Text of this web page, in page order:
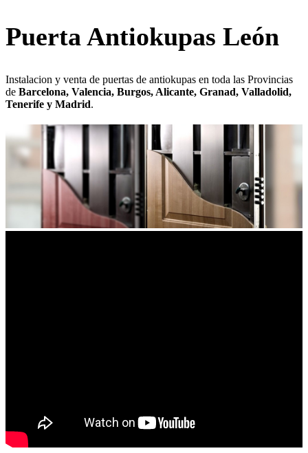
Puerta Antiokupas León
Instalacion y venta de puertas de antiokupas en toda las Provincias
de Barcelona, Valencia, Burgos, Alicante, Granad, Valladolid,
Tenerife y Madrid.